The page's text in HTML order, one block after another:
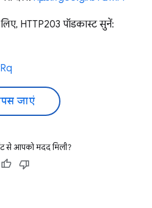
HTTP203 पॉडकास्ट सुनें:
जाएं
से आपको मदद मिली?